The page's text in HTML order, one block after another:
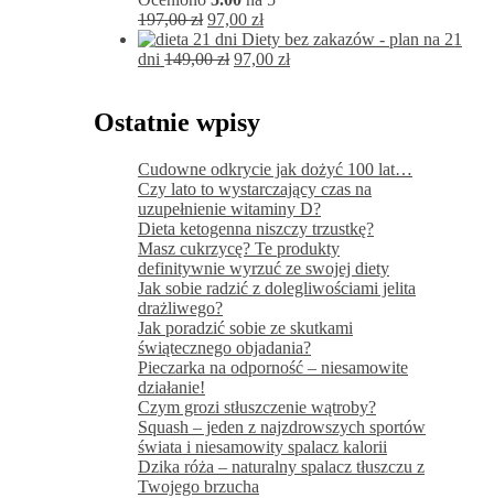
197,00zł Pierwotna
cena
wynosiła:
97,00 złAktualna
cena
wynosi:
Diety bez zakazów - plan na 21
dni 149,00zł Pierwotna
149,00 zł.
97,00 złAktualna
Ostatnie wpisy
Cudowne odkrycie jak dożyć 100 lat…
Czy lato to wystarczający czas na
uzupełnienie witaminy D?
Dieta ketogenna niszczy trzustkę?
Masz cukrzycę? Te produkty
definitywnie wyrzuć ze swojej diety
Jak sobie radzić z dolegliwościami jelita
drażliwego?
Jak poradzić sobie ze skutkami
świątecznego objadania?
Pieczarka na odporność – niesamowite
działanie!
Czym grozi stłuszczenie wątroby?
Squash – jeden z najzdrowszych sportów
świata i niesamowity spalacz kalorii
Dzika róża – naturalny spalacz tłuszczu z
Twojego brzucha